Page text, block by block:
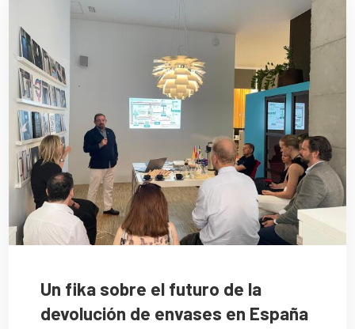
Un fika sobre el futuro de la
devolución de envases en España